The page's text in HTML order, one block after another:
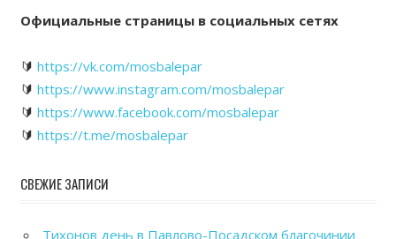
Официальные страницы в социальных сетях
🔰 https://vk.com/mosbalepar
🔰 https://www.instagram.com/mosbalepar
🔰 https://www.facebook.com/mosbalepar
🔰 https://t.me/mosbalepar
СВЕЖИЕ ЗАПИСИ
Тихонов день в Павлово-Посадском благочинии